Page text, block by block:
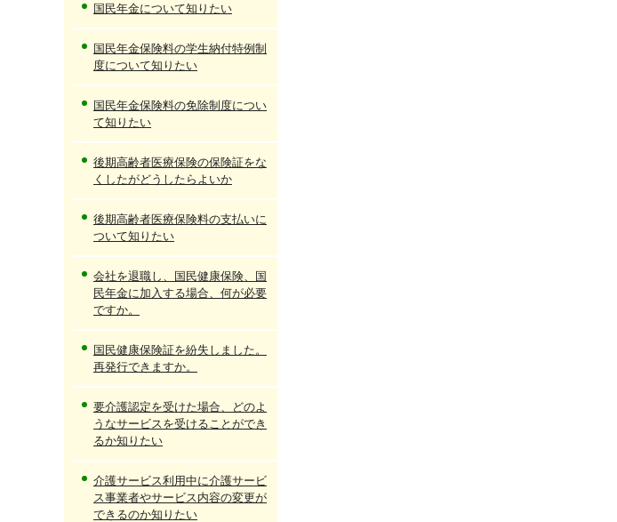
国民年金について知りたい
国民年金保険料の学生納付特例制
度について知りたい
国民年金保険料の免除制度につい
て知りたい
後期高齢者医療保険の保険証をな
くしたがどうしたらよいか
後期高齢者医療保険料の支払いに
ついて知りたい
会社を退職し、国民健康保険、国
民年金に加入する場合、何が必要
ですか。
国民健康保険証を紛失しました。
再発行できますか。
要介護認定を受けた場合、どのよ
うなサービスを受けることができ
るか知りたい
介護サービス利用中に介護サービ
ス事業者やサービス内容の変更が
できるのか知りたい